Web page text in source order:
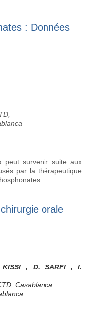
: Données
peut survenir suite aux
par la thérapeutique
orale
KISSI , D. SARFI , I.
Casablanca